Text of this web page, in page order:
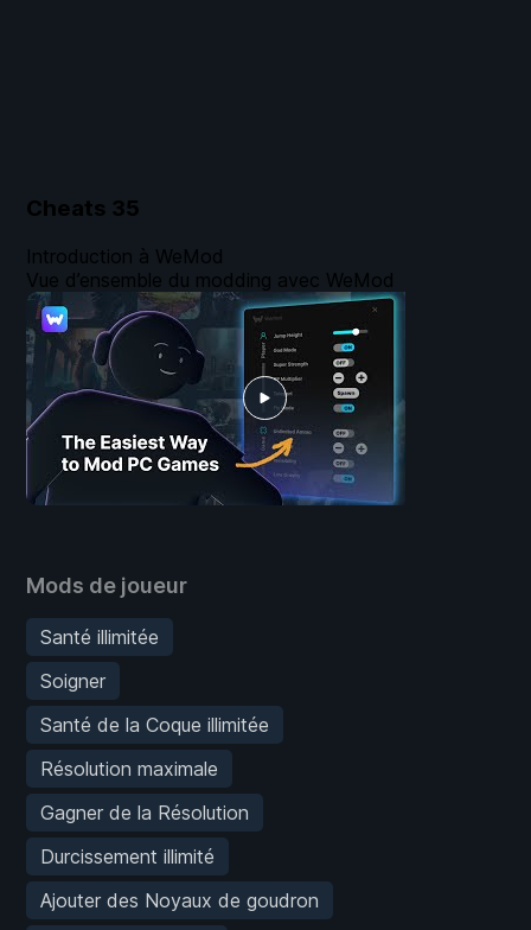
Cheats 35
Mods de joueur
Santé illimitée
Soigner
Santé de la Coque illimitée
Résolution maximale
Gagner de la Résolution
Durcissement illimité
Ajouter des Noyaux de goudron
Introduction à WeMod
Vue d’ensemble du modding avec WeMod